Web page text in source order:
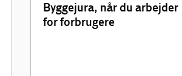
Byggejura, når du arbejder
for forbrugere